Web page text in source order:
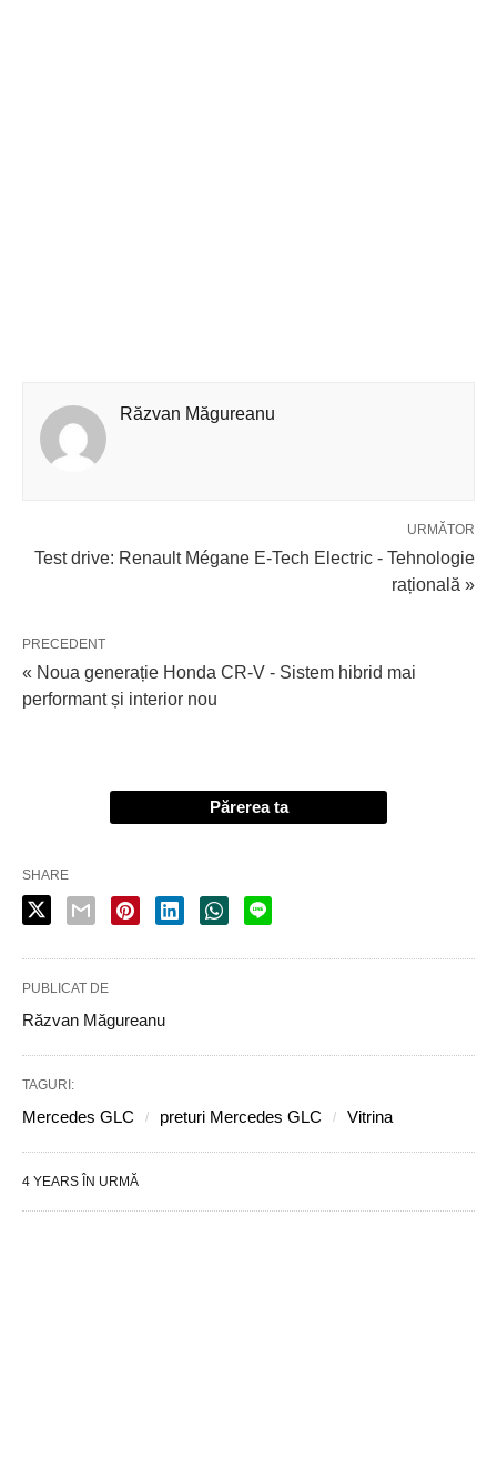
Răzvan Măgureanu
URMĂTOR
Test drive: Renault Mégane E-Tech Electric - Tehnologie
rațională »
PRECEDENT
« Noua generație Honda CR-V - Sistem hibrid mai
performant și interior nou
Părerea ta
SHARE
PUBLICAT DE
Răzvan Măgureanu
TAGURI:
Mercedes GLC preturi Mercedes GLC Vitrina
4 YEARS ÎN URMĂ